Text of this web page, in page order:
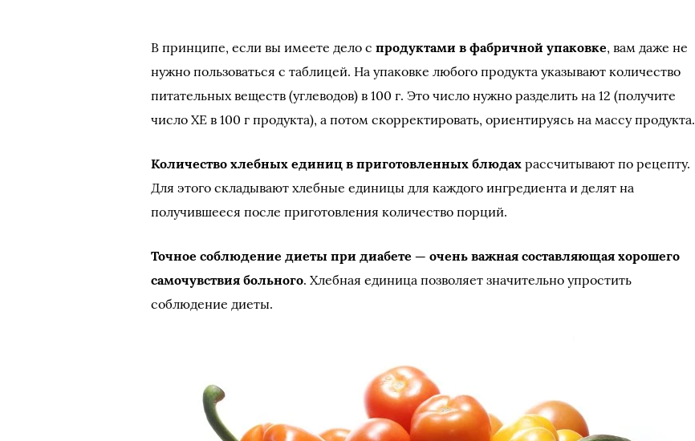
В принципе, если вы имеете дело спродуктами в фабричной упаковке, вам даже не
нужно пользоваться с таблицей. На упаковке любого продукта указывают количество
питательных веществ (углеводов) в 100 г. Это число нужно разделить на 12 (получите
число ХЕ в 100 г продукта), а потом скорректировать, ориентируясь на массу продукта.
Количество хлебных единиц в приготовленных блюдах рассчитывают по рецепту.
Для этого складывают хлебные единицы для каждого ингредиента и делят на
получившееся после приготовления количество порций.
Точное соблюдение диеты при диабете — очень важная составляющая хорошего
самочувствия больного. Хлебная единица позволяет значительно упростить
соблюдение диеты.